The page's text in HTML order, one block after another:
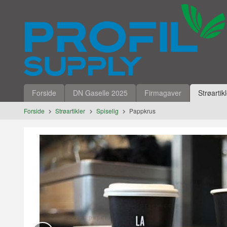
innholdet
Produkter
Forside DN Gaselle 2025 Firmagaver
Forside Strøartikler Spiselig Pappkrus